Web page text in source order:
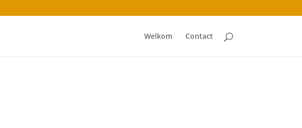
Welkom Contact